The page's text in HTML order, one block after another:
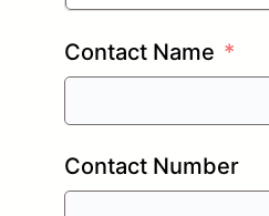
Contact Name
Contact Number